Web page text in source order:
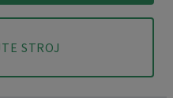
STROJ